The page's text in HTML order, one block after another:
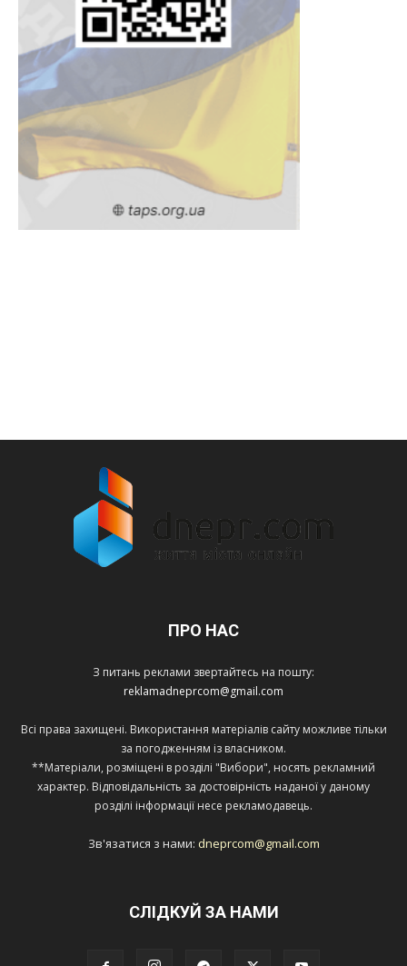
ПРО НАС
З питань реклами звертайтесь на пошту:
reklamadneprcom@gmail.com
Всі права захищені. Використання матеріалів сайту можливе тільки
за погодженням із власником.
**Матеріали, розміщені в розділі "Вибори", носять рекламний
характер. Відповідальність за достовірність наданої у даному
розділі інформації несе рекламодавець.
Зв'язатися з нами: dneprcom@gmail.com
СЛІДКУЙ ЗА НАМИ